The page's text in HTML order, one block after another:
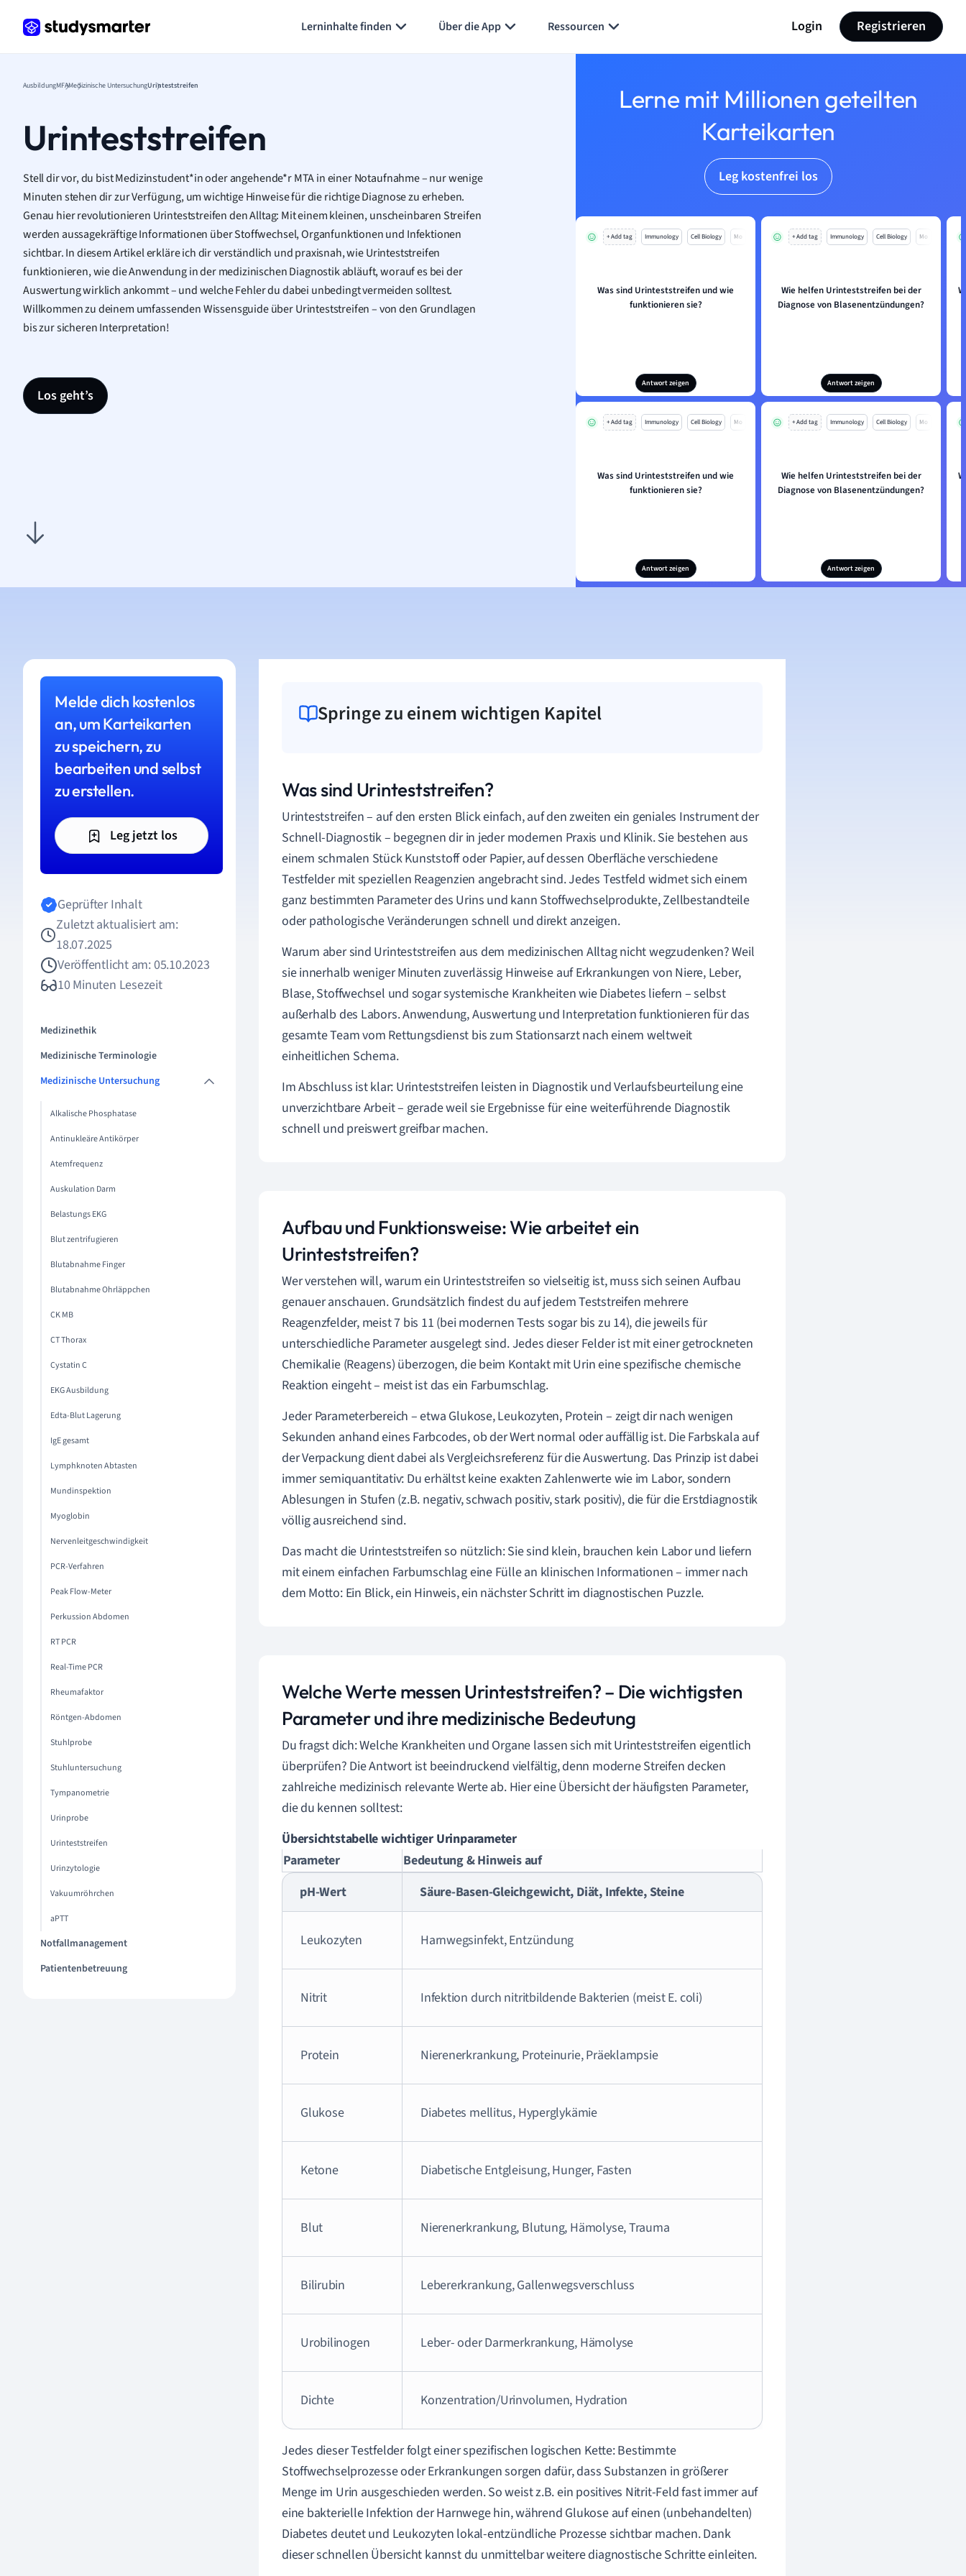
Lerninhalte finden Über die App Ressourcen Login Registrieren
AusbildungMFAMedizinische UntersuchungUrinteststreifen
Urinteststreifen
Stell dir vor, du bist Medizinstudent*in oder angehende*r MTA in einer Notaufnahme – nur wenige
Minuten stehen dir zur Verfügung, um wichtige Hinweise für die richtige Diagnose zu erheben.
Genau hier revolutionieren Urinteststreifen den Alltag: Mit einem kleinen, unscheinbaren Streifen
werden aussagekräftige Informationen über Stoffwechsel, Organfunktionen und Infektionen
sichtbar. In diesem Artikel erkläre ich dir verständlich und praxisnah, wie Urinteststreifen
funktionieren, wie die Anwendung in der medizinischen Diagnostik abläuft, worauf es bei der
Auswertung wirklich ankommt – und welche Fehler du dabei unbedingt vermeiden solltest.
Willkommen zu deinem umfassenden Wissensguide über Urinteststreifen – von den Grundlagen
bis zur sicheren Interpretation!
Los geht’s
Lerne mit Millionen geteilten
Karteikarten
Leg kostenfrei los
+ Add tag Immunology Cell Biology Mo
Was sind Urinteststreifen und wie
funktionieren sie?
Antwort zeigen
+ Add tag Immunology Cell Biology Mo
Wie helfen Urinteststreifen bei der
Diagnose von Blasenentzündungen?
Antwort zeigen
+ Add tag Immunology Cell Biology Mo
Was sind Urinteststreifen und wie
funktionieren sie?
Antwort zeigen
+ Add tag Immunology Cell Biology Mo
Wie helfen Urinteststreifen bei der
Diagnose von Blasenentzündungen?
Antwort zeigen
Melde dich kostenlos
an, um Karteikarten
zu speichern, zu
bearbeiten und selbst
zu erstellen.
Leg jetzt los
Geprüfter Inhalt
Zuletzt aktualisiert am:
18.07.2025
Veröffentlicht am: 05.10.2023
10 Minuten Lesezeit
Medizinethik
Medizinische Terminologie
Medizinische Untersuchung
Alkalische Phosphatase
Antinukleäre Antikörper
Atemfrequenz
Auskulation Darm
Belastungs EKG
Blut zentrifugieren
Blutabnahme Finger
Blutabnahme Ohrläppchen
CK MB
CT Thorax
Cystatin C
EKG Ausbildung
Edta-Blut Lagerung
IgE gesamt
Lymphknoten Abtasten
Mundinspektion
Myoglobin
Nervenleitgeschwindigkeit
PCR-Verfahren
Peak Flow-Meter
Perkussion Abdomen
RT PCR
Real-Time PCR
Rheumafaktor
Röntgen-Abdomen
Stuhlprobe
Stuhluntersuchung
Tympanometrie
Urinprobe
Urinteststreifen
Urinzytologie
Vakuumröhrchen
aPTT
Notfallmanagement
Patientenbetreuung
Springe zu einem wichtigen Kapitel
Was sind Urinteststreifen?
Urinteststreifen – auf den ersten Blick einfach, auf den zweiten ein geniales Instrument der
Schnell-Diagnostik – begegnen dir in jeder modernen Praxis und Klinik. Sie bestehen aus
einem schmalen Stück Kunststoff oder Papier, auf dessen Oberfläche verschiedene
Testfelder mit speziellen Reagenzien angebracht sind. Jedes Testfeld widmet sich einem
ganz bestimmten Parameter des Urins und kann Stoffwechselprodukte, Zellbestandteile
oder pathologische Veränderungen schnell und direkt anzeigen.
Warum aber sind Urinteststreifen aus dem medizinischen Alltag nicht wegzudenken? Weil
sie innerhalb weniger Minuten zuverlässig Hinweise auf Erkrankungen von Niere, Leber,
Blase, Stoffwechsel und sogar systemische Krankheiten wie Diabetes liefern – selbst
außerhalb des Labors. Anwendung, Auswertung und Interpretation funktionieren für das
gesamte Team vom Rettungsdienst bis zum Stationsarzt nach einem weltweit
einheitlichen Schema.
Im Abschluss ist klar: Urinteststreifen leisten in Diagnostik und Verlaufsbeurteilung eine
unverzichtbare Arbeit – gerade weil sie Ergebnisse für eine weiterführende Diagnostik
schnell und preiswert greifbar machen.
Aufbau und Funktionsweise: Wie arbeitet ein
Urinteststreifen?
Wer verstehen will, warum ein Urinteststreifen so vielseitig ist, muss sich seinen Aufbau
genauer anschauen. Grundsätzlich findest du auf jedem Teststreifen mehrere
Reagenzfelder, meist 7 bis 11 (bei modernen Tests sogar bis zu 14), die jeweils für
unterschiedliche Parameter ausgelegt sind. Jedes dieser Felder ist mit einer getrockneten
Chemikalie (Reagens) überzogen, die beim Kontakt mit Urin eine spezifische chemische
Reaktion eingeht – meist ist das ein Farbumschlag.
Jeder Parameterbereich – etwa Glukose, Leukozyten, Protein – zeigt dir nach wenigen
Sekunden anhand eines Farbcodes, ob der Wert normal oder auffällig ist. Die Farbskala auf
der Verpackung dient dabei als Vergleichsreferenz für die Auswertung. Das Prinzip ist dabei
immer semiquantitativ: Du erhältst keine exakten Zahlenwerte wie im Labor, sondern
Ablesungen in Stufen (z.B. negativ, schwach positiv, stark positiv), die für die Erstdiagnostik
völlig ausreichend sind.
Das macht die Urinteststreifen so nützlich: Sie sind klein, brauchen kein Labor und liefern
mit einem einfachen Farbumschlag eine Fülle an klinischen Informationen – immer nach
dem Motto: Ein Blick, ein Hinweis, ein nächster Schritt im diagnostischen Puzzle.
Welche Werte messen Urinteststreifen? – Die wichtigsten
Parameter und ihre medizinische Bedeutung
Du fragst dich: Welche Krankheiten und Organe lassen sich mit Urinteststreifen eigentlich
überprüfen? Die Antwort ist beeindruckend vielfältig, denn moderne Streifen decken
zahlreiche medizinisch relevante Werte ab. Hier eine Übersicht der häufigsten Parameter,
die du kennen solltest:
Übersichtstabelle wichtiger Urinparameter
Parameter
Bedeutung & Hinweis auf
pH-Wert
Säure-Basen-Gleichgewicht, Diät, Infekte, Steine
Leukozyten Harnwegsinfekt, Entzündung
Nitrit Infektion durch nitritbildende Bakterien (meist E. coli)
Protein Nierenerkrankung, Proteinurie, Präeklampsie
Glukose Diabetes mellitus, Hyperglykämie
Ketone Diabetische Entgleisung, Hunger, Fasten
Blut Nierenerkrankung, Blutung, Hämolyse, Trauma
Bilirubin Lebererkrankung, Gallenwegsverschluss
Urobilinogen Leber- oder Darmerkrankung, Hämolyse
Dichte Konzentration/Urinvolumen, Hydration
Jedes dieser Testfelder folgt einer spezifischen logischen Kette: Bestimmte
Stoffwechselprozesse oder Erkrankungen sorgen dafür, dass Substanzen in größerer
Menge im Urin ausgeschieden werden. So weist z.B. ein positives Nitrit-Feld fast immer auf
eine bakterielle Infektion der Harnwege hin, während Glukose auf einen (unbehandelten)
Diabetes deutet und Leukozyten lokal-entzündliche Prozesse sichtbar machen. Dank
dieser schnellen Übersicht kannst du unmittelbar weitere diagnostische Schritte einleiten.